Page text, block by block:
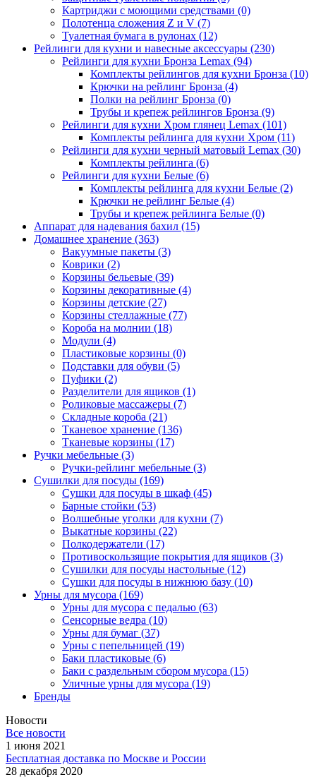
Картриджи с моющими средствами (0)
Полотенца сложения Z и V (7)
Туалетная бумага в рулонах (12)
Рейлинги для кухни и навесные аксессуары (230)
Рейлинги для кухни Бронза Lemax (94)
Комплекты рейлингов для кухни Бронза (10)
Крючки на рейлинг Бронза (4)
Полки на рейлинг Бронза (0)
Трубы и крепеж рейлингов Бронза (9)
Рейлинги для кухни Хром глянец Lemax (101)
Комплекты рейлинга для кухни Хром (11)
Рейлинги для кухни черный матовый Lemax (30)
Комплекты рейлинга (6)
Рейлинги для кухни Белые (6)
Комплекты рейлинга для кухни Белые (2)
Крючки не рейлинг Белые (4)
Трубы и крепеж рейлинга Белые (0)
Аппарат для надевания бахил (15)
Домашнее хранение (363)
Вакуумные пакеты (3)
Коврики (2)
Корзины бельевые (39)
Корзины декоративные (4)
Корзины детские (27)
Корзины стеллажные (77)
Короба на молнии (18)
Модули (4)
Пластиковые корзины (0)
Подставки для обуви (5)
Пуфики (2)
Разделители для ящиков (1)
Роликовые массажеры (7)
Складные короба (21)
Тканевое хранение (136)
Тканевые корзины (17)
Ручки мебельные (3)
Ручки-рейлинг мебельные (3)
Сушилки для посуды (169)
Сушки для посуды в шкаф (45)
Барные стойки (53)
Волшебные уголки для кухни (7)
Выкатные корзины (22)
Полкодержатели (17)
Противоскользящие покрытия для ящиков (3)
Сушилки для посуды настольные (12)
Сушки для посуды в нижнюю базу (10)
Урны для мусора (169)
Урны для мусора с педалью (63)
Сенсорные ведра (10)
Урны для бумаг (37)
Урны с пепельницей (19)
Баки пластиковые (6)
Баки с раздельным сбором мусора (15)
Уличные урны для мусора (19)
Бренды
Новости
Все новости
1 июня 2021
Бесплатная доставка по Москве и России
28 декабря 2020